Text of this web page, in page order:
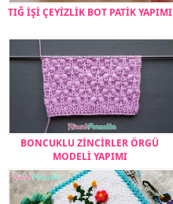
TIĞ İŞİ ÇEYİZLİK BOT PATİK YAPIMI
BONCUKLU ZİNCİRLER ÖRGÜ
MODELİ YAPIMI